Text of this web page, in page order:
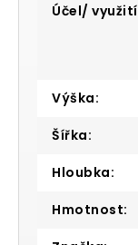
Účel/ využití
Výška:
Šířka:
Hloubka:
Hmotnost: